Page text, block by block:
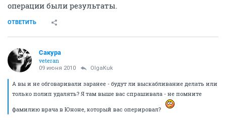
операции были результаты.
ОТВЕТИТЬ
Сакура
veteran
09 июня 2010 OlgaKuk
А вы и не обговаривали заранее - будут ли выскабливание делать или
только полип удалять? Я там выше вас спрашивала - не помните
фамилию врача в Юноне, который вас оперировал?